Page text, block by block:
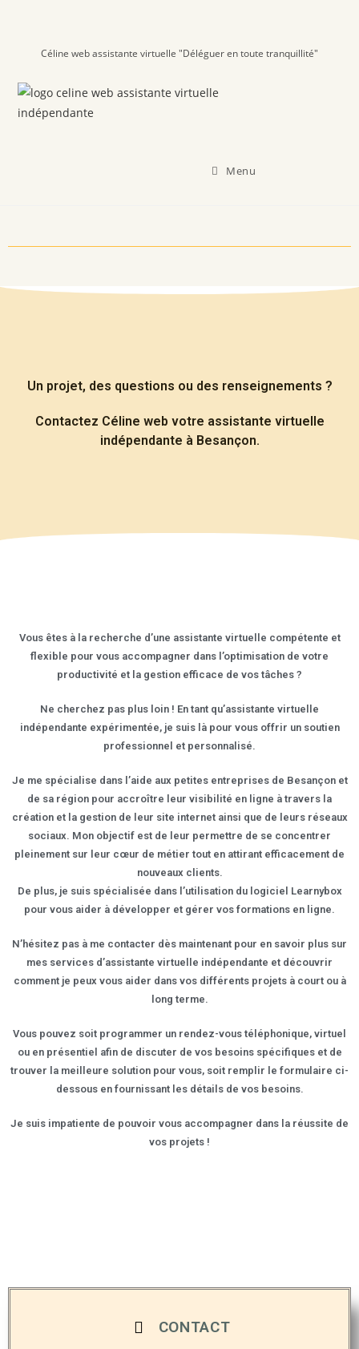
Céline web assistante virtuelle "Déléguer en toute tranquillité"
Menu
Un projet, des questions ou des renseignements ?
Contactez Céline web votre assistante virtuelle
indépendante à Besançon.
Vous êtes à la recherche d’une assistante virtuelle compétente et
flexible pour vous accompagner dans l’optimisation de votre
productivité et la gestion efficace de vos tâches ?
Ne cherchez pas plus loin ! En tant qu’assistante virtuelle
indépendante expérimentée, je suis là pour vous offrir un soutien
professionnel et personnalisé.
Je me spécialise dans l’aide aux petites entreprises de Besançon et
de sa région pour accroître leur visibilité en ligne à travers la
création et la gestion de leur site internet ainsi que de leurs réseaux
sociaux. Mon objectif est de leur permettre de se concentrer
pleinement sur leur cœur de métier tout en attirant efficacement de
nouveaux clients.
De plus, je suis spécialisée dans l’utilisation du logiciel Learnybox
pour vous aider à développer et gérer vos formations en ligne.
N’hésitez pas à me contacter dès maintenant pour en savoir plus sur
mes services d’assistante virtuelle indépendante et découvrir
comment je peux vous aider dans vos différents projets à court ou à
long terme.
Vous pouvez soit programmer un rendez-vous téléphonique, virtuel
ou en présentiel afin de discuter de vos besoins spécifiques et de
trouver la meilleure solution pour vous, soit remplir le formulaire ci-
dessous en fournissant les détails de vos besoins.
Je suis impatiente de pouvoir vous accompagner dans la réussite de
vos projets !
CONTACT